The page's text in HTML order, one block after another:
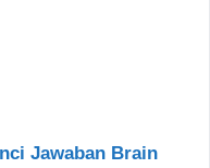
Jawaban Brain